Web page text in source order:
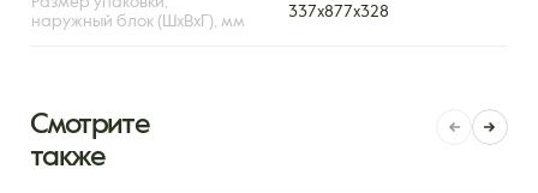
наружный блок (ШxВxГ), мм
337х877х328
Смотрите
также